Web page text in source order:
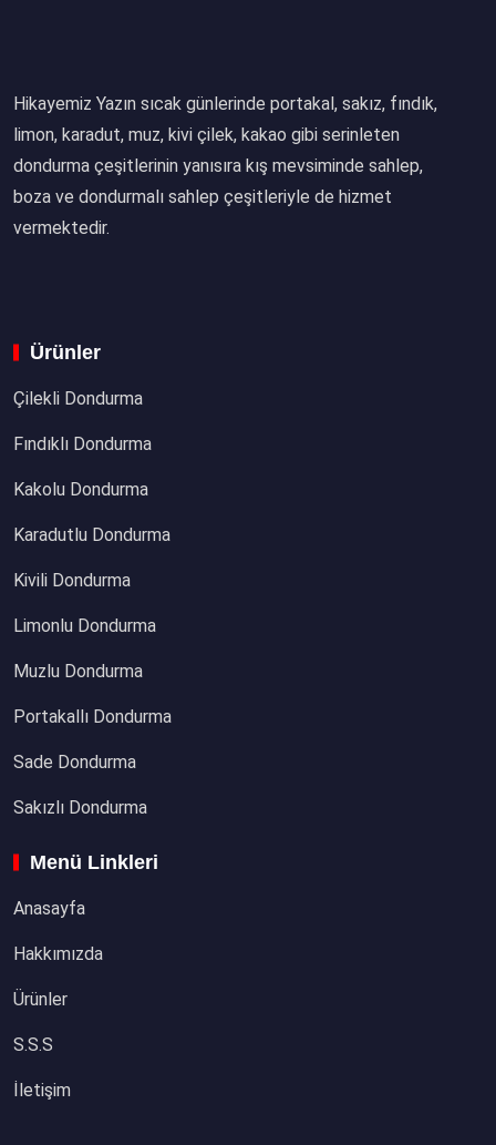
Hikayemiz Yazın sıcak günlerinde portakal, sakız, fındık,
limon, karadut, muz, kivi çilek, kakao gibi serinleten
dondurma çeşitlerinin yanısıra kış mevsiminde sahlep,
boza ve dondurmalı sahlep çeşitleriyle de hizmet
vermektedir.
Ürünler
Çilekli Dondurma
Fındıklı Dondurma
Kakolu Dondurma
Karadutlu Dondurma
Kivili Dondurma
Limonlu Dondurma
Muzlu Dondurma
Portakallı Dondurma
Sade Dondurma
Sakızlı Dondurma
Menü Linkleri
Anasayfa
Hakkımızda
Ürünler
S.S.S
İletişim